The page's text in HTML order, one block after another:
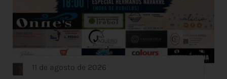
11 de agosto de 2026